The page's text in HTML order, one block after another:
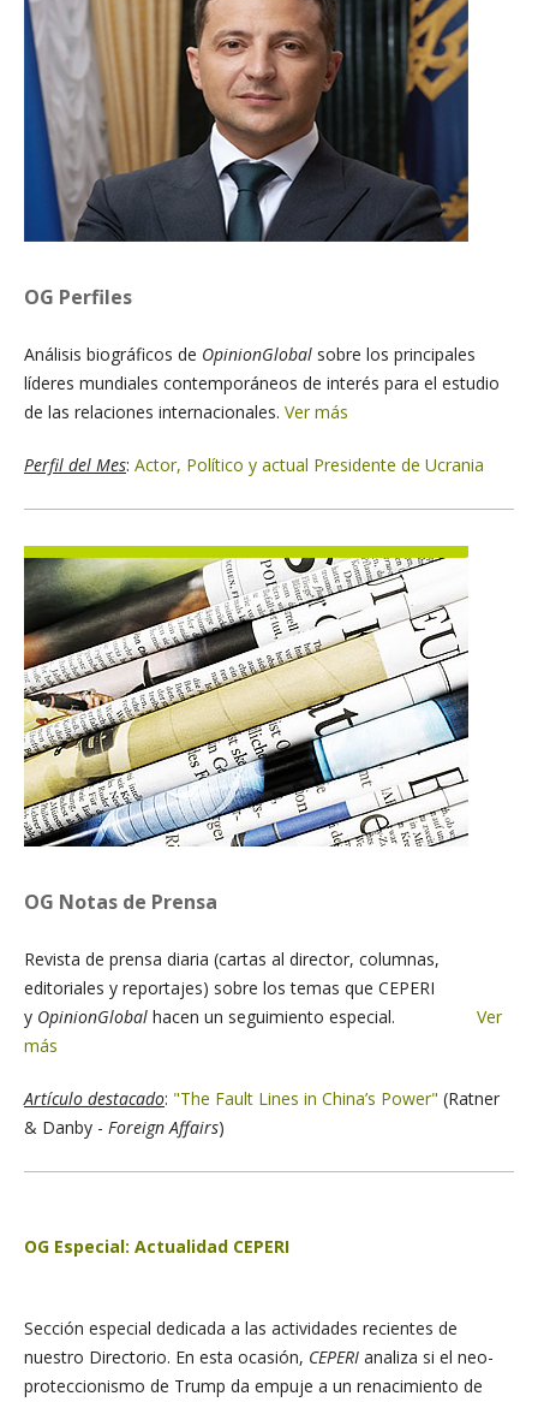
OG Perfiles
Análisis biográficos de OpinionGlobal sobre los principales
líderes mundiales contemporáneos de interés para el estudio
de las relaciones internacionales. Ver más
Perfil del Mes: Actor, Político y actual Presidente de Ucrania
OG Notas de Prensa
Revista de prensa diaria (cartas al director, columnas,
editoriales y reportajes) sobre los temas que CEPERI
y OpinionGlobal hacen un seguimiento especial. Ver
más
Artículo destacado: "The Fault Lines in China’s Power" (Ratner
& Danby - Foreign Affairs)
OG Especial: Actualidad CEPERI
Sección especial dedicada a las actividades recientes de
nuestro Directorio. En esta ocasión, CEPERI analiza si el neo-
proteccionismo de Trump da empuje a un renacimiento de